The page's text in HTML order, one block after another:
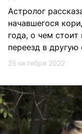
Астролог
начавшегося
года, о чем
переезд в
25 октября 2022